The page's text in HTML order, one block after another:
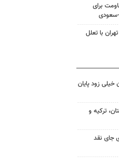
برای
سعودی
با تعلل
خیلی زود پایان
ترکیه و
جای نقد